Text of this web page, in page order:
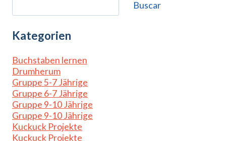
Buscar
Kategorien
Buchstaben lernen
Drumherum
Gruppe 5-7 Jährige
Gruppe 6-7 Jährige
Gruppe 9-10 Jährige
Gruppe 9-10 Jährige
Kuckuck Projekte
Kuckuck Projekte